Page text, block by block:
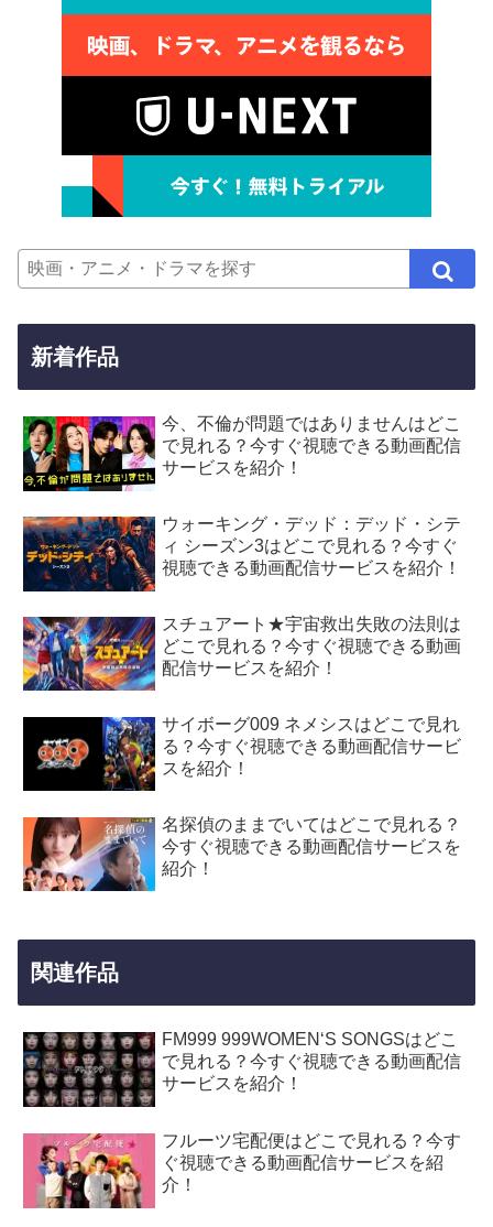
新着作品
今、不倫が問題ではありませんはどこ
で見れる？今すぐ視聴できる動画配信
サービスを紹介！
ウォーキング・デッド：デッド・シテ
ィ シーズン3はどこで見れる？今すぐ
視聴できる動画配信サービスを紹介！
スチュアート★宇宙救出失敗の法則は
どこで見れる？今すぐ視聴できる動画
配信サービスを紹介！
サイボーグ009 ネメシスはどこで見れ
る？今すぐ視聴できる動画配信サービ
スを紹介！
名探偵のままでいてはどこで見れる？
今すぐ視聴できる動画配信サービスを
紹介！
関連作品
FM999 999WOMEN‘S SONGSはどこ
で見れる？今すぐ視聴できる動画配信
サービスを紹介！
フルーツ宅配便はどこで見れる？今す
ぐ視聴できる動画配信サービスを紹
介！